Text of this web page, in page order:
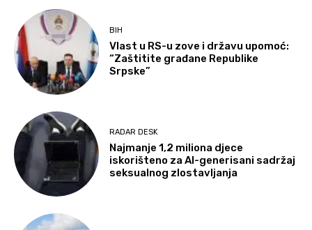
BIH
Vlast u RS-u zove i državu upomoć:
“Zaštitite građane Republike
Srpske”
RADAR DESK
Najmanje 1,2 miliona djece
iskorišteno za AI-generisani sadržaj
seksualnog zlostavljanja